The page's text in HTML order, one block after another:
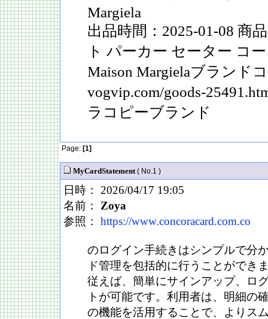
Margiela
出品時間：2025-01-08 商
ト パーカー セーター コ
Maison Margielaブランド
vogvip.com/goods-
ラコピーブランド
Page: [1]
MyCardStatement ( No.1 )
日時： 2026/04/17 19:05
名前： Zoya
参照： https://www.concoracard.com.co
のログイン手続きはシンプルで分
ド管理を包括的に行うことができ
従えば、簡単にサインアップ、ロ
トが可能です。利用者は、明細の
の機能を活用することで、よりス